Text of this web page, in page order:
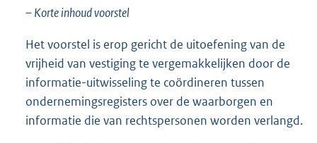
– Korte inhoud voorstel
Het voorstel is erop gericht de uitoefening van de
vrijheid van vestiging te vergemakkelijken door de
informatie-uitwisseling te coördineren tussen
ondernemingsregisters over de waarborgen en
informatie die van rechtspersonen worden verlangd.